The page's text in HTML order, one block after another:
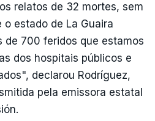
relatos de 32 mortes, sem
estado de La Guaira
de 700 feridos que estamos
dos hospitais públicos e
declarou Rodríguez,
pela emissora estatal